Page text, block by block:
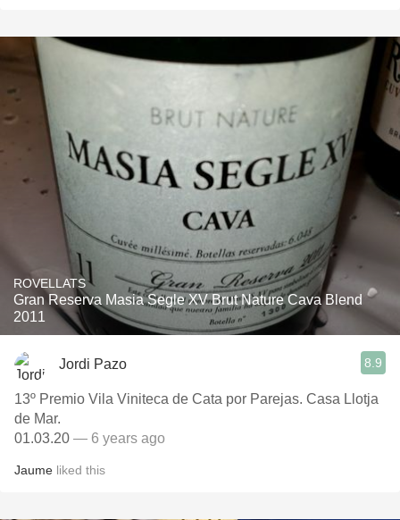
ROVELLATS
Gran Reserva Masia Segle XV Brut Nature Cava Blend
2011
Jordi Pazo 8.9
13º Premio Vila Viniteca de Cata por Parejas. Casa Llotja
de Mar.
01.03.20 — 6 years ago
Jaume liked this